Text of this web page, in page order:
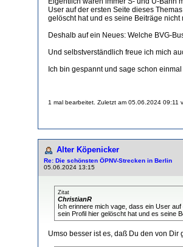
User auf der ersten Seite dieses
gelöscht hat und es seine Beiträge nicht
Deshalb auf ein Neues: Welche BVG-
Und selbstverständlich freue ich mich
Ich bin gespannt und sage schon
1 mal bearbeitet. Zuletzt am 05.06.2024 09:11
Alter Köpenicker
Re: Die schönsten ÖPNV-Strecken in Berlin
05.06.2024 13:15
Zitat
ChristianR
Ich erinnere mich vage, dass ein User
sein Profil hier gelöscht hat und es seine
Umso besser ist es, daß Du den von